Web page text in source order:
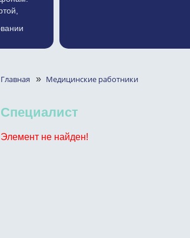
Главная » Медицинские работники
Специалист
Элемент не найден!